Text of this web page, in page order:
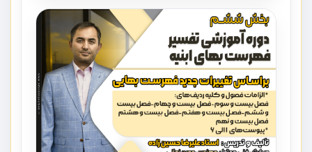
پیمان به همراه تجربیات عملی در این خصوص ارائه شده است.